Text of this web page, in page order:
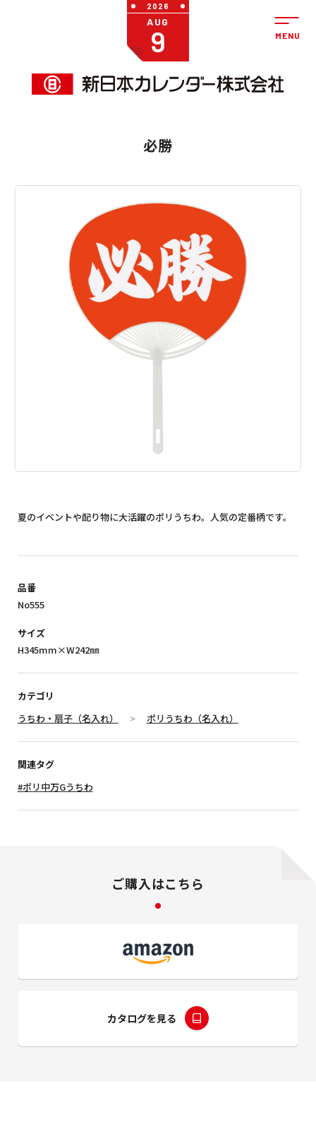
2026
AUG
9
必勝
夏のイベントや配り物に大活躍のポリうちわ。人気の定番柄です。
品番
No555
サイズ
H345mm×W242㎜
カテゴリ
うちわ・扇子（名入れ）
ポリうちわ（名入れ）
関連タグ
#ポリ中万Gうちわ
ご購入はこちら
カタログを見る